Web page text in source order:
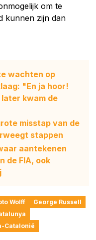
om te
kunnen zijn dan
wachten op
"En ja hoor!
kwam de
misstap van de
stappen
aantekenen
de FIA, ook
Wolff
George Russell
Catalonië